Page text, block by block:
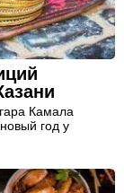
Камала
год у